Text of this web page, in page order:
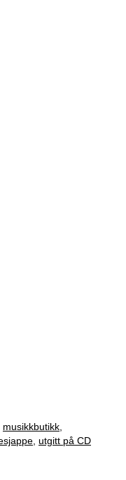
musikkbutikk
utgitt på CD